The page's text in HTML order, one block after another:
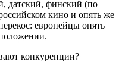
датский, финский (по
кино и опять же
европейцы опять
конкуренции?